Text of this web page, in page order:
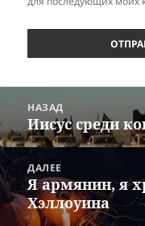
записям
НАЗАД
Предыдущая
запись:
Иисус среди
ДАЛЕЕ
Следующая
запись:
Я армянин, я
Хэллоуина